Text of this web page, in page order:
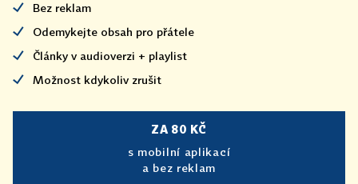
Bez reklam
Odemykejte obsah pro přátele
Články v audioverzi + playlist
Možnost kdykoliv zrušit
ZA 80 KČ
s mobilní aplikací
a bez reklam